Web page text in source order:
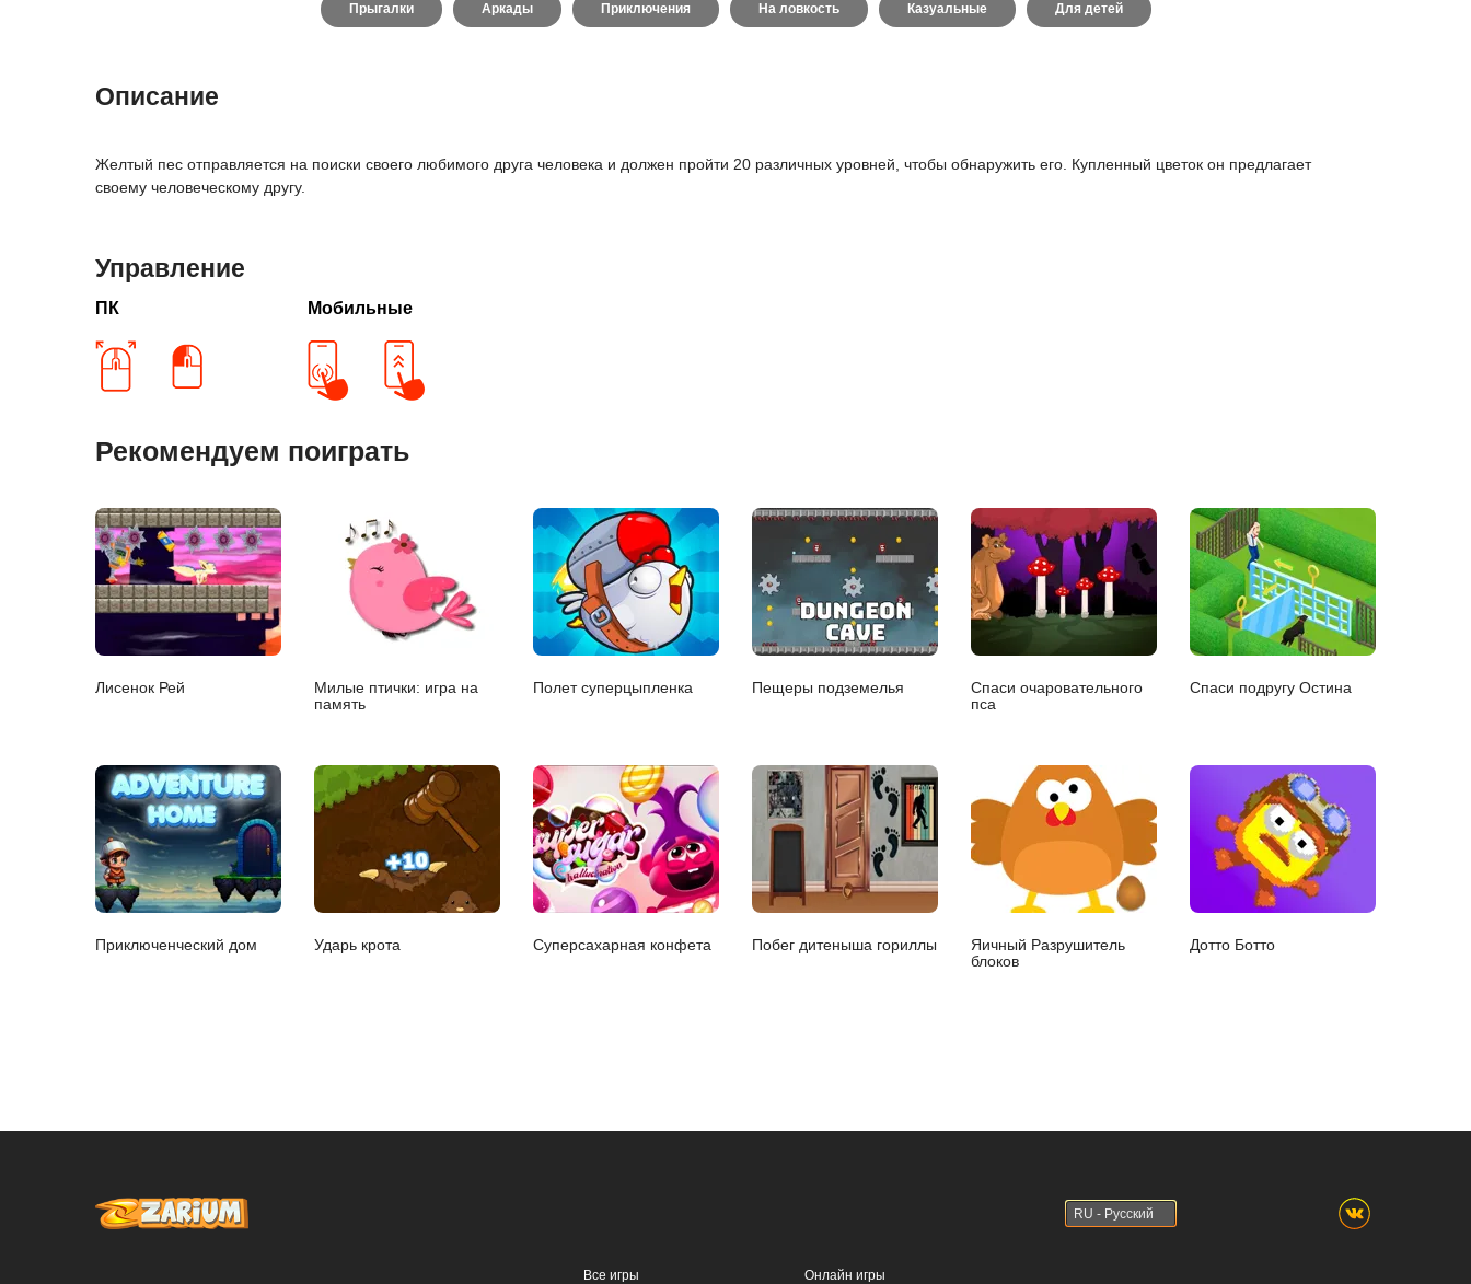
Прыгалки Аркады Приключения На ловкость Казуальные Для детей
Описание
Желтый пес отправляется на поиски своего любимого друга человека и должен пройти 20 различных уровней, чтобы обнаружить его. Купленный цветок он предлагает
своему человеческому другу.
Управление
ПК Мобильные
Рекомендуем поиграть
Лисенок Рей
Милые птички: игра на
память
Полет суперцыпленка Пещеры подземелья
Спаси очаровательного
пса
Спаси подругу Остина
Приключенческий дом Ударь крота Суперсахарная конфета Побег дитеныша гориллы
Яичный Разрушитель
блоков
Дотто Ботто
RU - Русский
Все игры Онлайн игры